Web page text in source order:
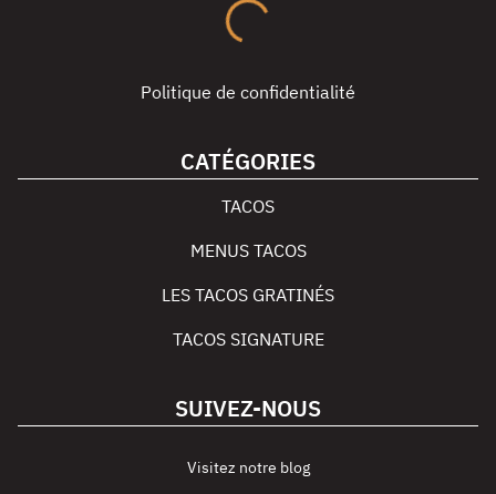
Politique de confidentialité
CATÉGORIES
TACOS
MENUS TACOS
LES TACOS GRATINÉS
TACOS SIGNATURE
SUIVEZ-NOUS
Visitez notre blog